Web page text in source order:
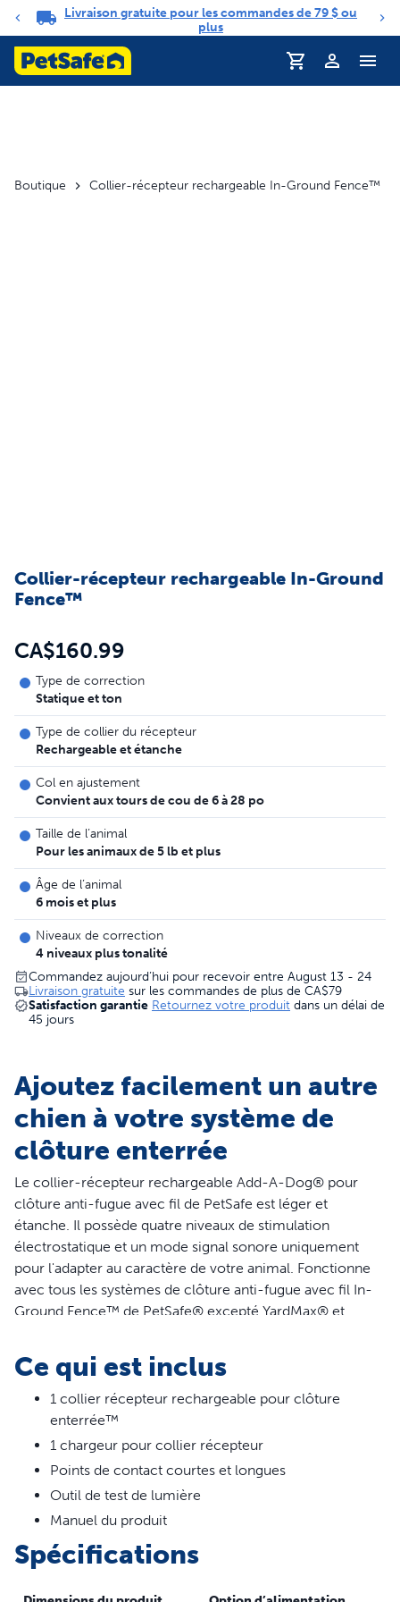
Carrousel de notifications
Livraison gratuite pour les commandes de 79 $ ou
plus
Profil
Boutique Collier-récepteur rechargeable In-Ground Fence™
Collier-récepteur rechargeable In-Ground
Fence™
CA$160.99
Type de correction
Statique et ton
Type de collier du récepteur
Rechargeable et étanche
Col en ajustement
Convient aux tours de cou de 6 à 28 po
Taille de l’animal
Pour les animaux de 5 lb et plus
Âge de l’animal
6 mois et plus
Niveaux de correction
4 niveaux plus tonalité
Commandez aujourd’hui pour recevoir entre August 13 - 24
Livraison gratuite sur les commandes de plus de CA$79
Satisfaction garantie Retournez votre produit dans un délai de
45 jours
Ajoutez facilement un autre
chien à votre système de
clôture enterrée
Le collier-récepteur rechargeable Add-A-Dog® pour
clôture anti-fugue avec fil de PetSafe est léger et
étanche. Il possède quatre niveaux de stimulation
électrostatique et un mode signal sonore uniquement
pour l'adapter au caractère de votre animal. Fonctionne
avec tous les systèmes de clôture anti-fugue avec fil In-
Ground Fence™ de PetSafe® excepté YardMax® et
systèmes anti-fugue avec fil PetSafe® suivants: PIG00-
14673, PIG00-13661, PIG00-10777, PIG20-11041, PCF-
1000-20 and PIG00-14582. Non compatible avec les
systèmes anti-fugue sans fil PetSafe®, UltraSmart® de
PetSafe®, YardMax® de PetSafe® ou Innotek® de
PetSafe®.
Caractéristiques
protégez autant d'animaux que nécessaire avec ce
Ce qui est inclus
1 collier récepteur rechargeable pour clôture
enterrée™
1 chargeur pour collier récepteur
Points de contact courtes et longues
Outil de test de lumière
Manuel du produit
Spécifications